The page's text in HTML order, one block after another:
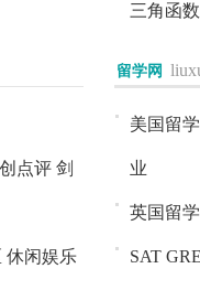
三角函数
点评 剑
休闲娱乐
留学网
进入>>
美国留学
业
英国留学
SAT